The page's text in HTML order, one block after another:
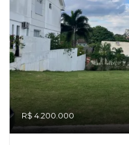
R$ 4.200.000